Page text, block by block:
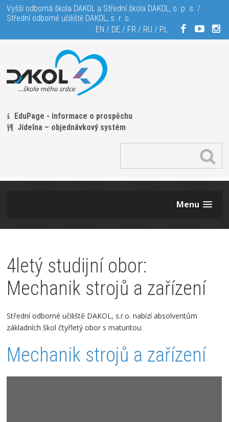
Vyšší odborná škola DAKOL a Střední škola DAKOL, o. p. s. /
Střední odborné učiliště DAKOL, s. r. o.
EN / DE / FR/ RU / PL
EduPage - informace o prospěchu
Jídelna – objednávkový systém
Menu
4letý studijní obor:
Mechanik strojů a zařízení
Střední odborné učiliště DAKOL, s.r.o. nabízí absolventům
základních škol čtyřletý obor s maturitou:
Mechanik strojů a zařízení